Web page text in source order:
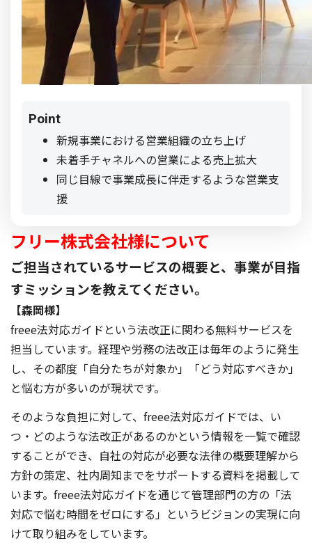
Point
新規事業における営業組織の立ち上げ
未着手チャネルへの営業による売上拡大
同じ目線で事業成長に伴走するような営業支
援
フリー株式会社様について
ご担当されているサービスの概要と、事業が目指
すミッションを教えてください。
【森岡様】
freee法対応ガイドという法改正に関わる無料サービスを
担当しています。経理や労務の法改正は毎年のように発生
し、その都度「自分たちが対象か」「どう対応すべきか」
と悩む方が多いのが現状です。
そのような負担に対して、freee法対応ガイドでは、い
つ・どのような法改正があるのかという情報を一覧で確認
することができ、自社の対応が必要な法律の概要理解から
方針の策定、社内周知までをサポートする資料を掲載して
います。freee法対応ガイドを通じて管理部門の方の「法
対応で悩む時間をゼロにする」というビジョンの実現に向
けて取り組みをしています。